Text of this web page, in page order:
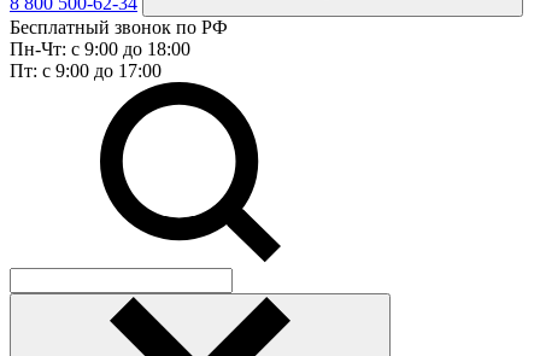
Бесплатный звонок по РФ
Пн-Чт: с 9:00 до 18:00
Пт: с 9:00 до 17:00